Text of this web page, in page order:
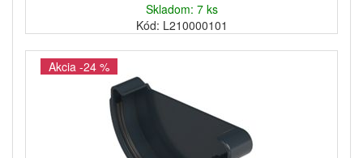
Skladom: 7 ks
Kód: L210000101
Akcia -24 %